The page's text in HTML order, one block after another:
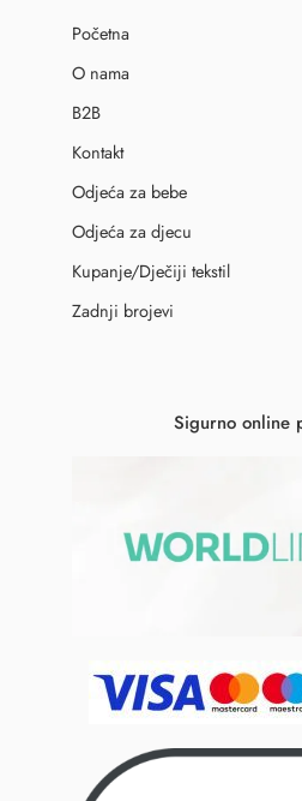
Početna
O nama
B2B
Kontakt
Odjeća za bebe
Odjeća za djecu
Kupanje/Dječiji tekstil
Zadnji brojevi
Sigurno online